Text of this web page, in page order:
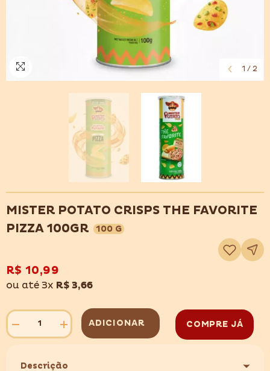
1 / 2
MISTER POTATO CRISPS THE FAVORITE
PIZZA 100GR
100 G
Adicionar
à
lista
R$ 10,99
ou até 3x R$ 3,66
Diminuir
quantidade
POTATO
Aumentar
quantidade
POTATO
ADICIONAR COMPRE JÁ
Descrição